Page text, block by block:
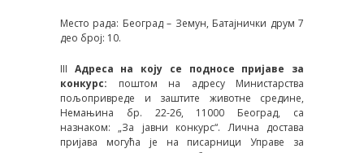
Место рада: Београд – Земун, Батајнички друм 7
део број: 10.
III Aдреса на коју се подносе пријаве за
конкурс: поштом на адресу Министарства
пољопривреде и заштите животне средине,
Немањина бр. 22-26, 11000 Београд, са
назнаком: „За јавни конкурс“. Лична достава
пријава могућа је на писарници Управе за